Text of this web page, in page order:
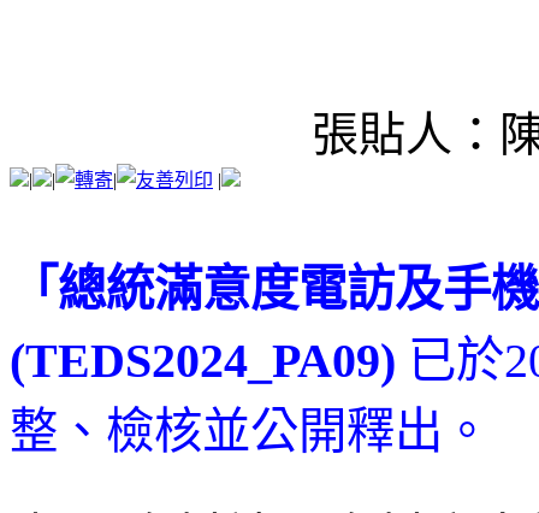
張貼人：
| | | |
「總統滿意度電訪及手
(TEDS2024_PA09) 已於
整、檢核並公開釋出。